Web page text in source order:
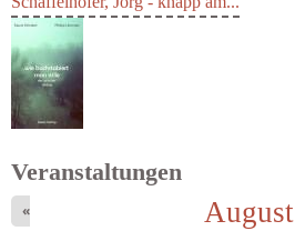
Schnabel, Sigune und Philipp L´...
Schaffelhofer, Jörg - knapp am...
Veranstaltungen
August
«